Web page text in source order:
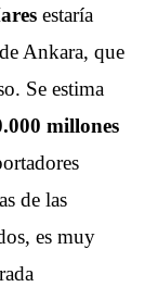
estaría
Ankara, que
Se estima
millones
de las
es muy